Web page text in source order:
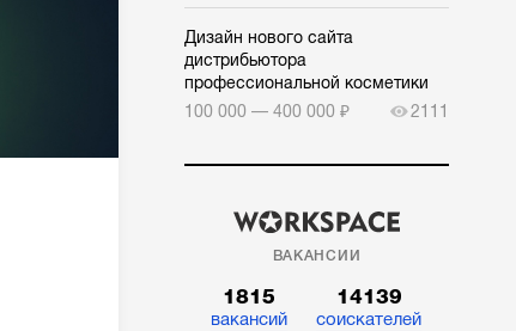
Дизайн нового сайта
дистрибьютора
профессиональной косметики
100 000 — 400 000 ₽
2111
ВАКАНСИИ
1815
вакансий
14139
соискателей